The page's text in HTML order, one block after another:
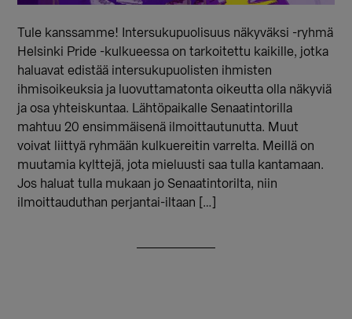
Tule kanssamme! Intersukupuolisuus näkyväksi -ryhmä
Helsinki Pride -kulkueessa on tarkoitettu kaikille, jotka
haluavat edistää intersukupuolisten ihmisten
ihmisoikeuksia ja luovuttamatonta oikeutta olla näkyviä
ja osa yhteiskuntaa. Lähtöpaikalle Senaatintorilla
mahtuu 20 ensimmäisenä ilmoittautunutta. Muut
voivat liittyä ryhmään kulkuereitin varrelta. Meillä on
muutamia kylttejä, jota mieluusti saa tulla kantamaan.
Jos haluat tulla mukaan jo Senaatintorilta, niin
ilmoittauduthan perjantai-iltaan […]